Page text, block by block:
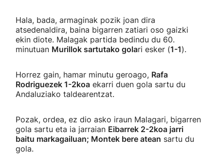
Hala, bada, armaginak pozik joan dira
atsedenaldira, baina bigarren zatiari oso gaizki
ekin diote. Malagak partida bedindu du 60.
minutuan Murillok sartutako golari esker (1-1).
Horrez gain, hamar minutu geroago, Rafa
Rodriguezek 1-2koa ekarri duen gola sartu du
Andaluziako taldearentzat.
Pozak, ordea, ez dio asko iraun Malagari, bigarren
gola sartu eta ia jarraian Eibarrek 2-2koa jarri
baitu markagailuan; Montek bere atean sartu du
gola.